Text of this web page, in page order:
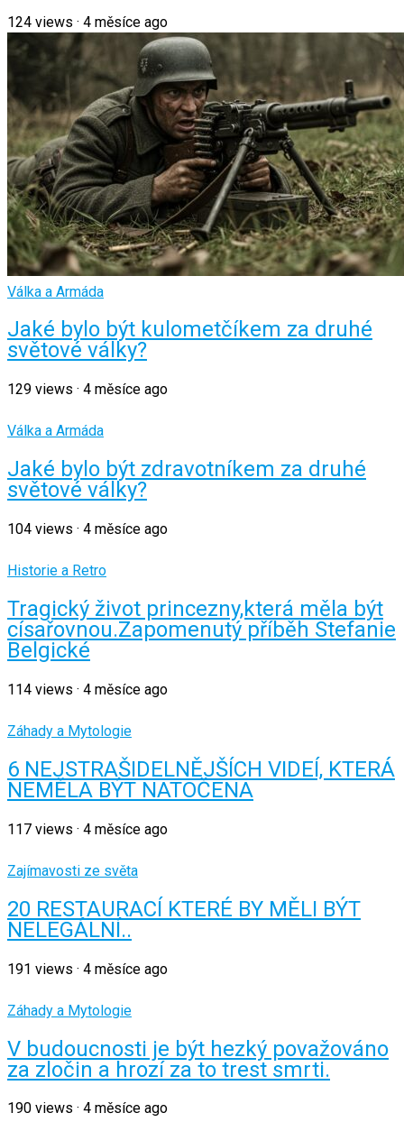
124 views · 4 měsíce ago
Válka a Armáda
Jaké bylo být kulometčíkem za druhé
světové války?
129 views · 4 měsíce ago
Válka a Armáda
Jaké bylo být zdravotníkem za druhé
světové války?
104 views · 4 měsíce ago
Historie a Retro
Tragický život princezny,která měla být
císařovnou.Zapomenutý příběh Stefanie
Belgické
114 views · 4 měsíce ago
Záhady a Mytologie
6 NEJSTRAŠIDELNĚJŠÍCH VIDEÍ, KTERÁ
NEMĚLA BÝT NATOČENA
117 views · 4 měsíce ago
Zajímavosti ze světa
20 RESTAURACÍ KTERÉ BY MĚLI BÝT
NELEGÁLNÍ..
191 views · 4 měsíce ago
Záhady a Mytologie
V budoucnosti je být hezký považováno
za zločin a hrozí za to trest smrti.
190 views · 4 měsíce ago